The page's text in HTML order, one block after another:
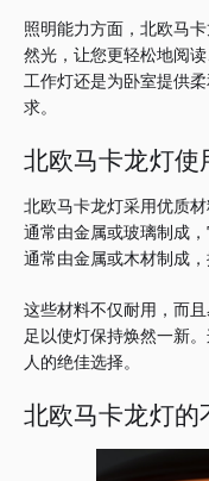
照明能力方面，北欧马卡
然光，让您更轻松地阅读
工作灯还是为卧室提供
求。
北欧马卡龙灯使
北欧马卡龙灯采用优质
通常由金属或玻璃制成
通常由金属或木材制成，
这些材料不仅耐用，而且
足以使灯保持焕然一新。
人的绝佳选择。
北欧马卡龙灯的